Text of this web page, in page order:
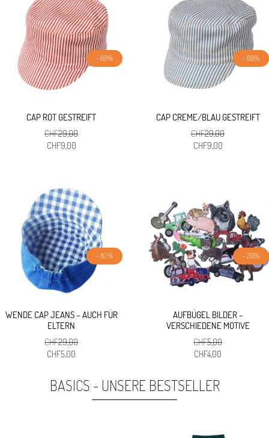
- 69%
CAP ROT GESTREIFT
CHF29,00
Ursprünglicher
CHF9,00Aktueller
- 69%
CAP CREME/BLAU GESTREIFT
CHF29,00
Ursprünglicher
CHF9,00Aktueller
- 83%
WENDE CAP JEANS – AUCH FÜR
ELTERN
CHF29,00
Ursprünglicher
CHF29,00
CHF5,00
CHF5,00.
- 20%
AUFBÜGEL BILDER –
VERSCHIEDENE MOTIVE
CHF5,00
Ursprünglicher
CHF5,00
CHF4,00
BASICS - UNSERE BESTSELLER